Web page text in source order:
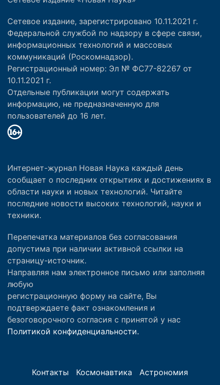
Сетевое издание, зарегистрировано 10.11.2021 г.
Федеральной службой по надзору в сфере связи,
информационных технологий и массовых
коммуникаций (Роскомнадзор).
Регистрационный номер: Эл № ФС77-82267 от
10.11.2021 г.
Отдельные публикации могут содержать
информацию, не предназначенную для
пользователей до 16 лет.
Интернет-журнал Новая Наука каждый день
сообщает о последних открытиях и достижениях в
области науки и новых технологий. Читайте
последние новости высоких технологий, науки и
техники.
Перепечатка материалов без согласования
допустима при наличии активной ссылки на
страницу-источник.
Направляя нам электронное письмо или заполняя
любую
регистрационную форму на сайте, Вы
подтверждаете факт ознакомления и
безоговорочного согласия с принятой у нас
Политикой конфиденциальности.
Контакты Космонавтика
Астрономия